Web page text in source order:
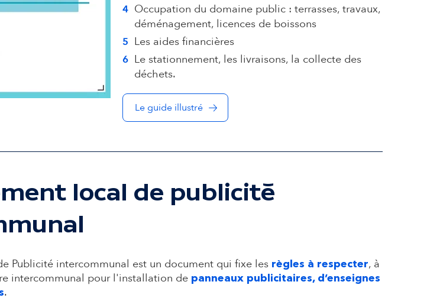
Occupation du domaine public : terrasses, travaux,
déménagement, licences de boissons
Les aides financières
Le stationnement, les livraisons, la collecte des
déchets.
Le guide illustré
local de publicité
Publicité intercommunal est un document qui fixe les règles à respecter, à
intercommunal pour l'installation de panneaux publicitaires, d’enseignes
.